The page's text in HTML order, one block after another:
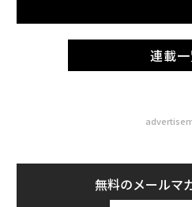
連載
無料のメールマ